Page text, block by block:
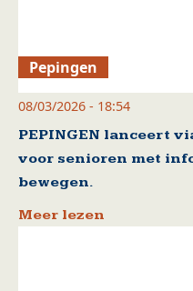
Pepingen
08/03/2026 - 18:54
PEPINGEN lanceert
voor senioren met
bewegen.
Meer lezen